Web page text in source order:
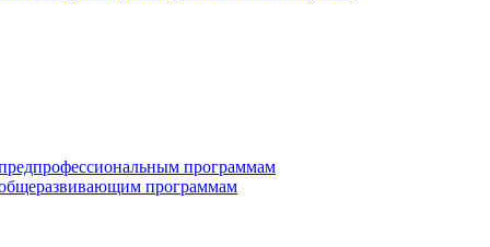
дополнительным предпрофессиональным программам
по дополнительным общеразвивающим программам